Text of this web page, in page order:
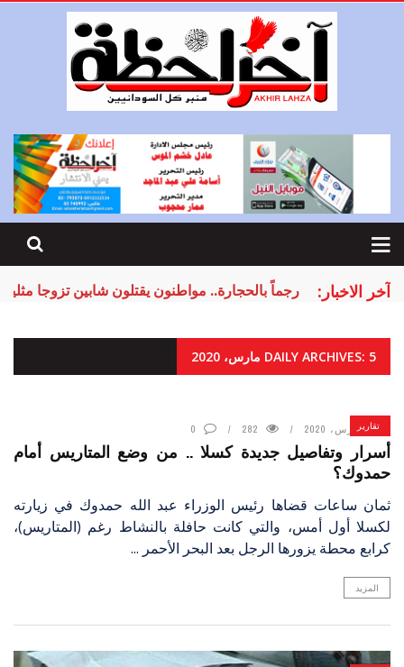
آخر الاخبار: البرهان يعلن إعادة هيكلة الجيش والدعم السريع
DAILY ARCHIVES: 5 مارس، 2020
تقارير
5 مارس، 2020 282
0
أسرار وتفاصيل جديدة كسلا .. من وضع المتاريس أمام
حمدوك؟
ثمان ساعات قضاها رئيس الوزراء عبد الله حمدوك في زيارته
لكسلا أول أمس، والتي كانت حافلة بالنشاط رغم (المتاريس)،
كرابع محطة يزورها الرجل بعد البحر الأحمر ...
المزيد